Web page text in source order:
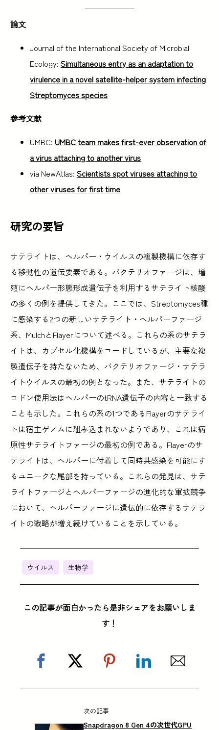
論文
Journal of the International Society of Microbial
Ecology:Simultaneous entry as an adaptation to
virulence in a novel satellite-helper system infecting
Streptomyces species
参考文献
UMBC: UMBC team makes first-ever observation of
a virus attaching to another virus
via NewAtlas:Scientists spot viruses attaching to
other viruses for first time
研究の要旨
サテライトは、ヘルパー・ウイルスの複製機構に依存す
る移動性の遺伝要素である。バクテリオファージは、増
殖にヘルパー形態形成遺伝子を利用するサテライト核酸
の多くの例を提供してきた。ここでは、Streptomyces種
に感染する2つの新しいサテライト・ヘルパーファージ
系、MulchとFlayerについて述べる。これらの系のサテラ
イトは、カプセル化機構をコードしているが、主要な複
製遺伝子を持たないため、バクテリオファージ・サテラ
イトウイルスの最初の例となった。また、サテライトの
コドン使用法はヘルパーのtRNA遺伝子の内容と一致する
ことも示した。これらの系の1つであるFlayerのサテライ
トは宿主ゲノムに組み込まれないようであり、これは病
原性サテライトファージの最初の例である。Flayerのサ
テライトは、ヘルパーに付着して同時共感染を可能にす
るユニークな尾部を持っている。これらの発見は、サテ
ライトファージとヘルパーファージの進化的な軍拡競争
において、ヘルパーファージに遺伝的に依存するサテラ
イトの戦略が増え続けていることを示している。
ウイルス 生物学
この記事が面白かったら是非シェアをお願いしま
す！
次の記事
Snapdragon 8 Gen 4の次世代GPU